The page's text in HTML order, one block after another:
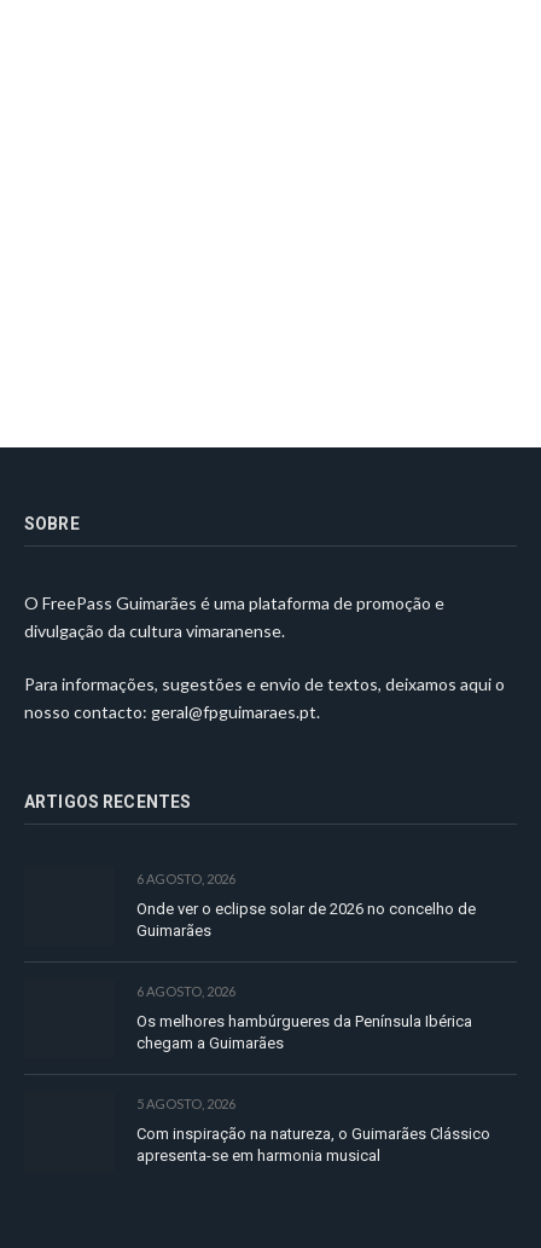
SOBRE
O FreePass Guimarães é uma plataforma de promoção e
divulgação da cultura vimaranense.
Para informações, sugestões e envio de textos, deixamos aqui o
nosso contacto: geral@fpguimaraes.pt.
ARTIGOS RECENTES
6 AGOSTO, 2026
Onde ver o eclipse solar de 2026 no concelho de
Guimarães
6 AGOSTO, 2026
Os melhores hambúrgueres da Península Ibérica
chegam a Guimarães
5 AGOSTO, 2026
Com inspiração na natureza, o Guimarães Clássico
apresenta-se em harmonia musical